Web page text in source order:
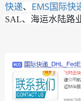
快递、 EMS国际快
SAL、海运水陆路